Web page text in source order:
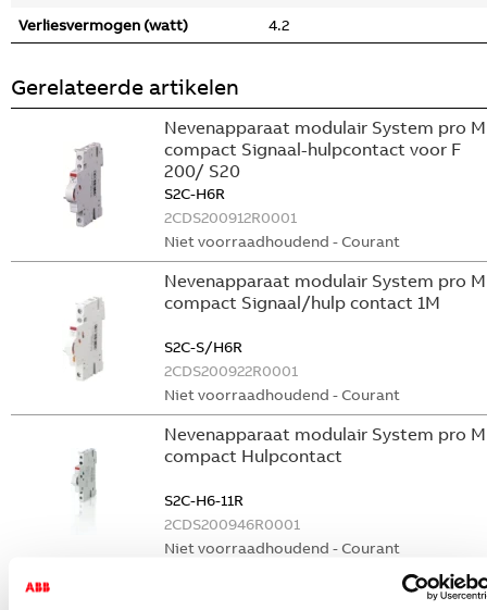
Verliesvermogen (watt)
4.2
Gerelateerde artikelen
Nevenapparaat modulair System pro M
compact Signaal-hulpcontact voor F
200/ S20
S2C-H6R
2CDS200912R0001
Niet voorraadhoudend - Courant
Nevenapparaat modulair System pro M
compact Signaal/hulp contact 1M
S2C-S/H6R
2CDS200922R0001
Niet voorraadhoudend - Courant
Nevenapparaat modulair System pro M
compact Hulpcontact
S2C-H6-11R
2CDS200946R0001
Niet voorraadhoudend - Courant
Nevenapparaat modulair System pro M